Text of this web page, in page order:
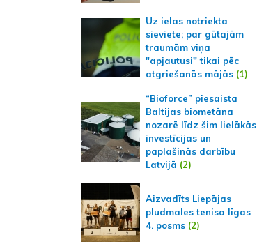
Uz ielas notriekta
sieviete; par gūtajām
traumām viņa
"apjautusi" tikai pēc
atgriešanās mājās (1)
“Bioforce” piesaista
Baltijas biometāna
nozarē līdz šim lielākās
investīcijas un
paplašinās darbību
Latvijā (2)
Aizvadīts Liepājas
pludmales tenisa līgas
4. posms (2)